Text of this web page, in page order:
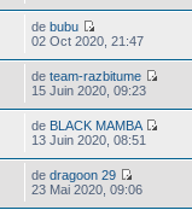
debubu
02 Oct 2020, 21:47
deteam-razbitume
15 Juin 2020, 09:23
de BLACK MAMBA
13 Juin 2020, 08:51
dedragoon 29
23 Mai 2020, 09:06